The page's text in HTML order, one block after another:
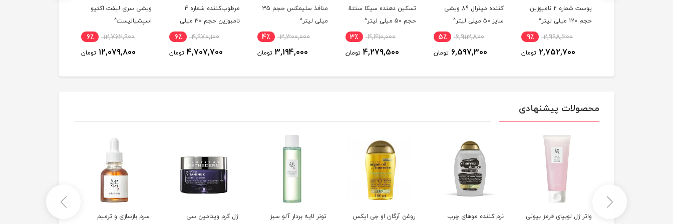
پوست شماره 2 نامبوزین
حجم 120 میلی لیتر^
2,998,200 9٪
2,752,700 تومان
کننده مینرال 89 ویشی
سایز 50 میلی لیتر^
6,913,800 5٪
6,597,300 تومان
تسکین دهنده سیکا سنتلا
حجم 50 میلی لیتر^
4,410,000 3٪
4,279,500 تومان
منافذ سلیمکس حجم 35
میلی لیتر^
3,300,000 4٪
3,194,000 تومان
مرطوب‌کننده شماره 4
نامبوزین حجم 30 میلی
4,970,100 6٪
4,707,700 تومان
ویشی سری لیفت اکتیو
اسپشیالیست^
12,762,900 6٪
12,079,800 تومان
محصولات پیشنهادی
واتر ژل لوبیای قرمز بیوتی
نرم کننده موهای چرب
روغن آرگان او جی ایکس
تونر لایه بردار آلو سبز
ژل کرم ویتامین سی
سرم بازسازی و ترمیم
شامپو بدون سولفات